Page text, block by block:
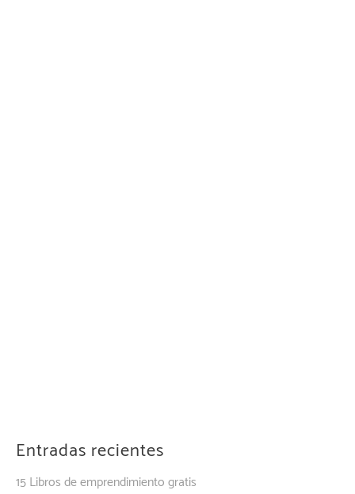
Entradas recientes
15 Libros de emprendimiento gratis